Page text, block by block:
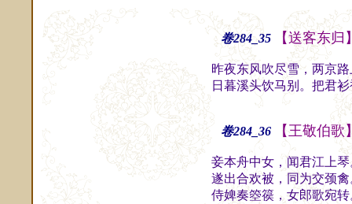
卷284_35 【送客东归
昨夜东风吹尽雪，两京
日暮溪头饮马别。把君
卷284_36 【王敬伯歌
妾本舟中女，闻君江上
遂出合欢被，同为交颈
侍婢奏箜篌，女郎歌宛